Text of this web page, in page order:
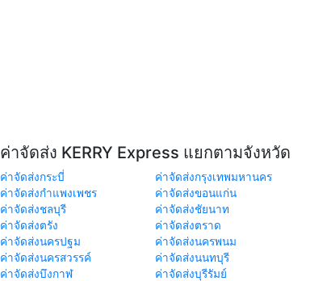
ค่าจัดส่ง KERRY Express แยกตามจังหวัด
ค่าจัดส่งกระบี่ ค่าจัดส่งกรุงเทพมหานคร
ค่าจัดส่งกำแพงเพชร
ค่าจัดส่งขอนแก่น
ค่าจัดส่งชลบุรี
ค่าจัดส่งชัยนาท
ค่าจัดส่งตรัง
ค่าจัดส่งตราด
ค่าจัดส่งนครปฐม
ค่าจัดส่งนครพนม
ค่าจัดส่งนครสวรรค์
ค่าจัดส่งนนทบุรี
ค่าจัดส่งบึงกาฬ
ค่าจัดส่งบุรีรัมย์